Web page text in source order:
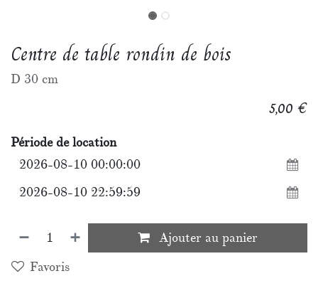
Centre de table rondin de bois
D 30 cm
5,00 €
Période de location
Ajouter au panier
Favoris